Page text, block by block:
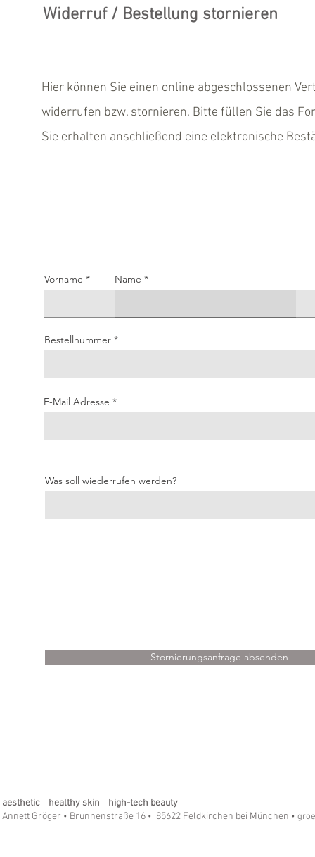
Widerruf / Bestellung stornieren
Hier können Sie einen online abgeschlossenen
widerrufen bzw. stornieren. Bitte füllen Sie das
Sie erhalten anschließend eine elektronische
Vorname Name
Bestellnummer
E-Mail Adresse
Was soll wiederrufen werden?
Stornierungsanfrage absenden
aesthetic healthy skin high-tech beauty
Annett Gröger • Brunnenstraße 16 • 85622 Feldkirchen bei München •